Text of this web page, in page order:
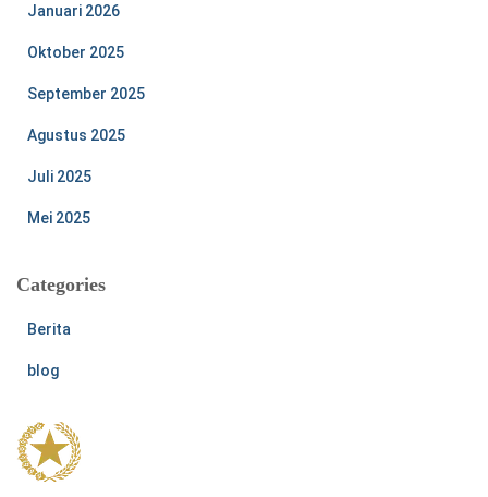
Januari 2026
Oktober 2025
September 2025
Agustus 2025
Juli 2025
Mei 2025
Categories
Berita
blog